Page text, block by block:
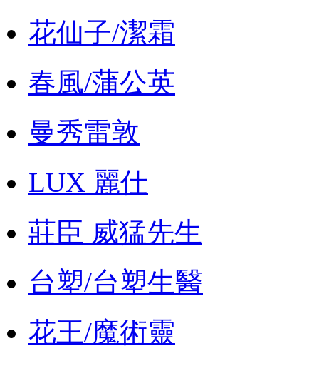
花仙子/潔霜
春風/蒲公英
曼秀雷敦
LUX 麗仕
莊臣 威猛先生
台塑/台塑生醫
花王/魔術靈